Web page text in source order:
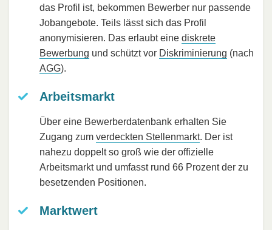
das Profil ist, bekommen Bewerber nur passende
Jobangebote. Teils lässt sich das Profil
anonymisieren. Das erlaubt eine diskrete
Bewerbung und schützt vor Diskriminierung (nach
AGG).
Arbeitsmarkt
Über eine Bewerberdatenbank erhalten Sie
Zugang zum verdeckten Stellenmarkt. Der ist
nahezu doppelt so groß wie der offizielle
Arbeitsmarkt und umfasst rund 66 Prozent der zu
besetzenden Positionen.
Marktwert